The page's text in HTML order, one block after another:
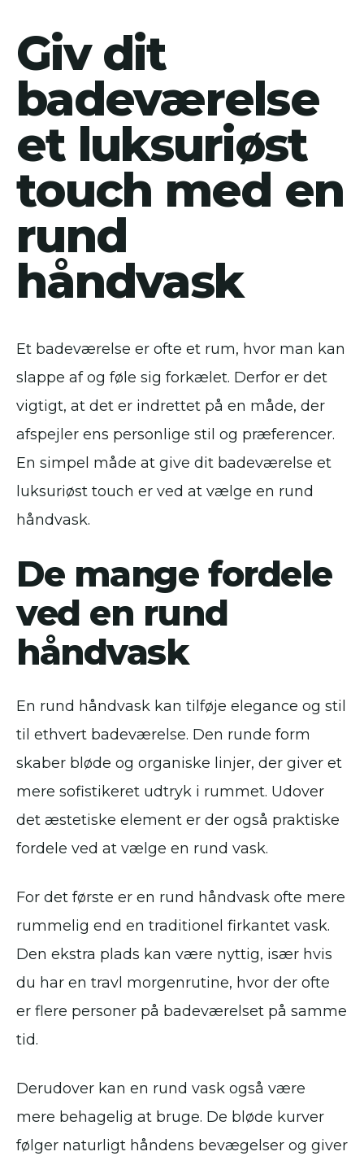
Giv dit
badeværelse
et luksuriøst
touch med en
rund
håndvask
Et badeværelse er ofte et rum, hvor man kan
slappe af og føle sig forkælet. Derfor er det
vigtigt, at det er indrettet på en måde, der
afspejler ens personlige stil og præferencer.
En simpel måde at give dit badeværelse et
luksuriøst touch er ved at vælge en rund
håndvask.
De mange fordele
ved en rund
håndvask
En rund håndvask kan tilføje elegance og stil
til ethvert badeværelse. Den runde form
skaber bløde og organiske linjer, der giver et
mere sofistikeret udtryk i rummet. Udover
det æstetiske element er der også praktiske
fordele ved at vælge en rund vask.
For det første er en rund håndvask ofte mere
rummelig end en traditionel firkantet vask.
Den ekstra plads kan være nyttig, især hvis
du har en travl morgenrutine, hvor der ofte
er flere personer på badeværelset på samme
tid.
Derudover kan en rund vask også være
mere behagelig at bruge. De bløde kurver
følger naturligt håndens bevægelser og giver